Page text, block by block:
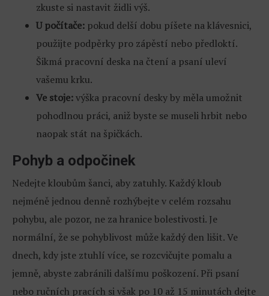
zkuste si nastavit židli výš.
U počítače: pokud delší dobu píšete na klávesnici,
použijte podpěrky pro zápěstí nebo předloktí.
Šikmá pracovní deska na čtení a psaní uleví
vašemu krku.
Ve stoje:výška pracovní desky by měla umožnit
pohodlnou práci, aniž byste se museli hrbit nebo
naopak stát na špičkách.
Pohyb a odpočinek
Nedejte kloubům šanci, aby zatuhly. Každý kloub
nejméně jednou denně rozhýbejte v celém rozsahu
pohybu, ale pozor, ne za hranice bolestivosti. Je
normální, že se pohyblivost může každý den lišit. Ve
dnech, kdy jste ztuhlí více, se rozcvičujte pomalu a
jemně, abyste zabránili dalšímu poškození. Při psaní
nebo ručních pracích si však po 10 až 15 minutách dejte